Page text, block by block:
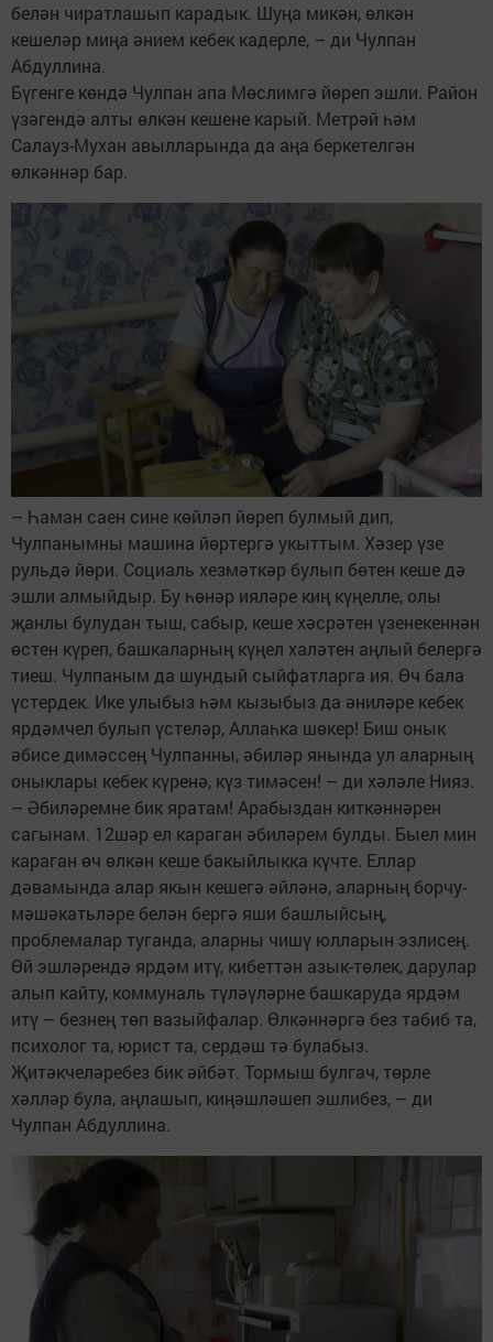
белән чиратлашып карадык. Шуңа микән, өлкән
кешеләр миңа әнием кебек кадерле, – ди Чулпан
Абдуллина.
Бүгенге көндә Чулпан апа Мөслимгә йөреп эшли. Район
үзәгендә алты өлкән кешене карый. Метрәй һәм
Салауз-Мухан авылларында да аңа беркетелгән
өлкәннәр бар.
– Һаман саен сине көйләп йөреп булмый дип,
Чулпанымны машина йөртергә укыттым. Хәзер үзе
рульдә йөри. Социаль хезмәткәр булып бөтен кеше дә
эшли алмыйдыр. Бу һөнәр ияләре киң күңелле, олы
җанлы булудан тыш, сабыр, кеше хәсрәтен үзенекеннән
өстен күреп, башкаларның күңел халәтен аңлый белергә
тиеш. Чулпаным да шундый сыйфатларга ия. Өч бала
үстердек. Ике улыбыз һәм кызыбыз да әниләре кебек
ярдәмчел булып үстеләр, Аллаһка шөкер! Биш онык
әбисе димәссең Чулпанны, әбиләр янында ул аларның
оныклары кебек күренә, күз тимәсен! – ди хәләле Нияз.
– Әбиләремне бик яратам! Арабыздан киткәннәрен
сагынам. 12шәр ел караган әбиләрем булды. Быел мин
караган өч өлкән кеше бакыйлыкка күчте. Еллар
дәвамында алар якын кешегә әйләнә, аларның борчу-
мәшәкатьләре белән бергә яши башлыйсың,
проблемалар туганда, аларны чишү юлларын эзлисең.
Өй эшләрендә ярдәм итү, кибеттән азык-төлек, дарулар
алып кайту, коммуналь түләүләрне башкаруда ярдәм
итү – безнең төп вазыйфалар. Өлкәннәргә без табиб та,
психолог та, юрист та, сердәш тә булабыз.
Җитәкчеләребез бик әйбәт. Тормыш булгач, төрле
хәлләр була, аңлашып, киңәшләшеп эшлибез, – ди
Чулпан Абдуллина.